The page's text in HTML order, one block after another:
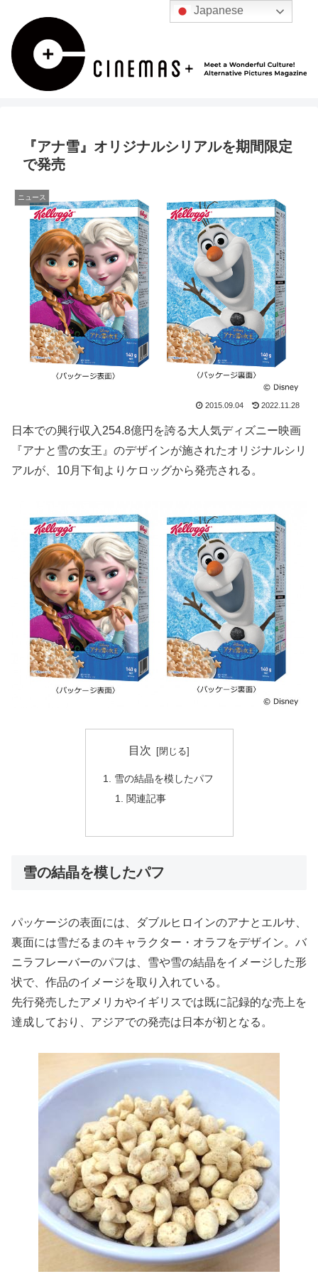
『アナ雪』オリジナルシリアルを期間限定
で発売
ニュース
2015.09.04 2022.11.28
日本での興行収入254.8億円を誇る大人気ディズニー映画
『アナと雪の女王』のデザインが施されたオリジナルシリ
アルが、10月下旬よりケロッグから発売される。
目次
雪の結晶を模したパフ
関連記事
雪の結晶を模したパフ
パッケージの表面には、ダブルヒロインのアナとエルサ、
裏面には雪だるまのキャラクター・オラフをデザイン。バ
ニラフレーバーのパフは、雪や雪の結晶をイメージした形
状で、作品のイメージを取り入れている。
先行発売したアメリカやイギリスでは既に記録的な売上を
達成しており、アジアでの発売は日本が初となる。
Japanese